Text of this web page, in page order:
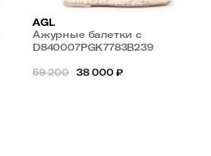
AGL
Ажурные балетки с
квадратным мысом
D840007PGK7783B239
59 200 38 000 ₽